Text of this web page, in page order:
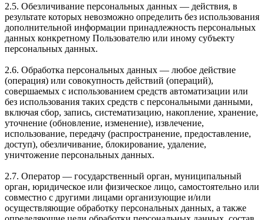
2.5. Обезличивание персональных данных — действия, в
результате которых невозможно определить без использования
дополнительной информации принадлежность персональных
данных конкретному Пользователю или иному субъекту
персональных данных.
2.6. Обработка персональных данных — любое действие
(операция) или совокупность действий (операций),
совершаемых с использованием средств автоматизации или
без использования таких средств с персональными данными,
включая сбор, запись, систематизацию, накопление, хранение,
уточнение (обновление, изменение), извлечение,
использование, передачу (распространение, предоставление,
доступ), обезличивание, блокирование, удаление,
уничтожение персональных данных.
2.7. Оператор — государственный орган, муниципальный
орган, юридическое или физическое лицо, самостоятельно или
совместно с другими лицами организующие и/или
осуществляющие обработку персональных данных, а также